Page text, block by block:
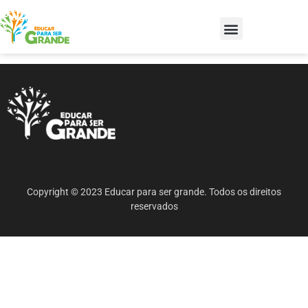
Copyright © 2023 Educar para ser grande. Todos os direitos
reservados